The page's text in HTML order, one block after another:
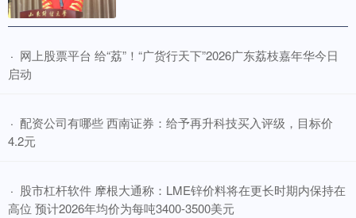
· ​网上股票平台 给“荔”！“广货行天下”2026广东荔枝嘉年华今日
启动
· ​配资公司有哪些 西南证券：给予再升科技买入评级，目标价
4.2元
· ​股市杠杆软件 摩根大通称：LME锌价料将在更长时期内保持在
高位 预计2026年均价为每吨3400-3500美元